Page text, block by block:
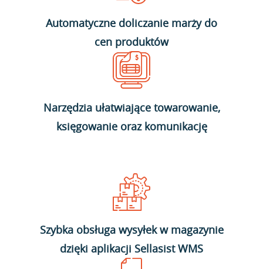
Automatyczne doliczanie marży do
cen produktów
Narzędzia ułatwiające towarowanie,
księgowanie oraz komunikację
Szybka obsługa wysyłek w magazynie
dzięki aplikacji Sellasist WMS